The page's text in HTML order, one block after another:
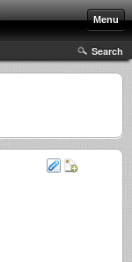
Menu
Search